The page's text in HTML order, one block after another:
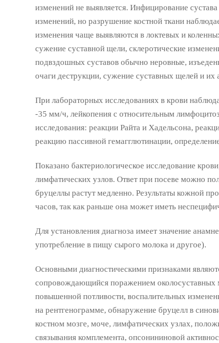
изменений не выявляется. Инфицирование
изменений, но разрушение костной ткани
изменения чаще выявляются в локтевых и
сужение суставной щели, склеротические
подвздошных суставов обычно неровные,
очаги деструкции, сужение суставных щелей и их
При лабораторных исследованиях в крови
-35 мм/ч, лейкопения с относительным
исследования: реакции Райта и Хадельсона,
реакцию пассивной гемагглютинации,
Показано бактериологическое исследование
лимфатических узлов. Ответ при посеве можно
бруцеллы растут медленно. Результаты кожной
часов, так как раньше она может иметь
Для установления диагноза имеет значение
употребление в пищу сырого молока и другое).
Основными диагностическими признаками
сопровождающийся поражением околосуставных
повышенной потливости, воспалительных
на рентгенограмме, обнаружение бруцелл в
костном мозге, моче, лимфатических узлах,
связывания комплемента, опсонининовой